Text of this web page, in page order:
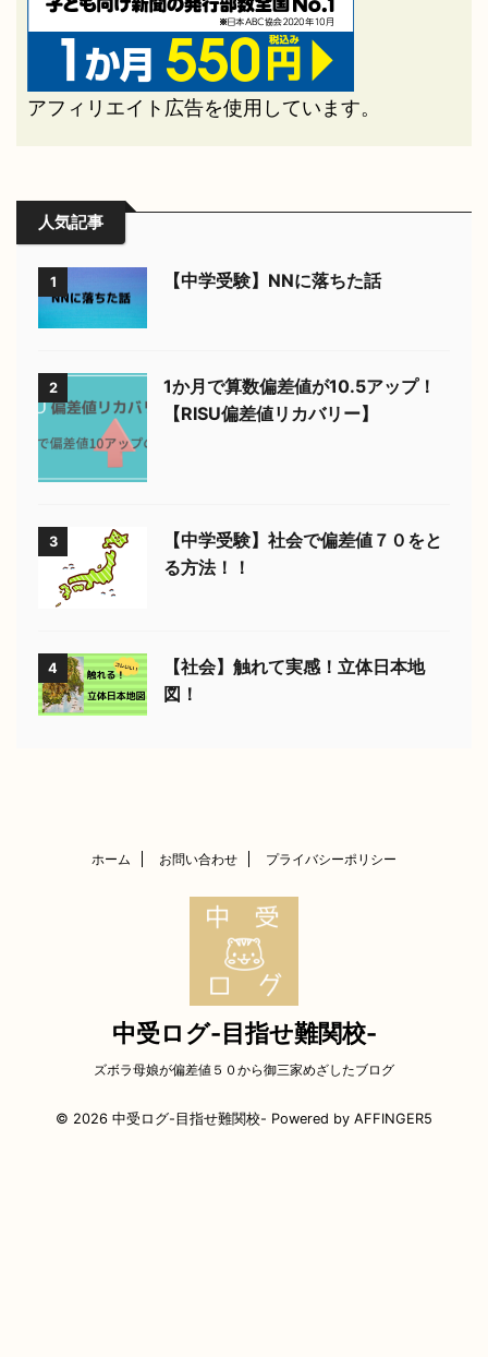
アフィリエイト広告を使用しています。
人気記事
1 【中学受験】NNに落ちた話
2
1か月で算数偏差値が10.5アップ！
【RISU偏差値リカバリー】
3
【中学受験】社会で偏差値７０をと
る方法！！
4
【社会】触れて実感！立体日本地
図！
ホーム お問い合わせ プライバシーポリシー
中受ログ-目指せ難関校-
ズボラ母娘が偏差値５０から御三家めざしたブログ
© 2026 中受ログ-目指せ難関校- Powered by AFFINGER5